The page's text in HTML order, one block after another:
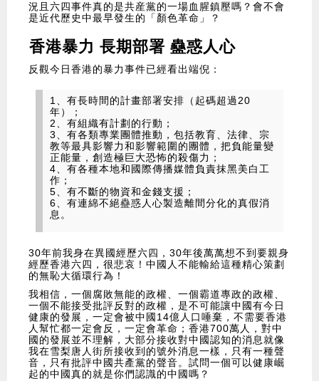
況且六四事件真的是共産黨的一場血腥鎮壓嗎？會不會
是近代歷史中最早發生的「顏色革命」？
香港暴力 長期部署 蠱惑人心
反觀今日香港的暴力事件已經看出端倪：
1、有長時間的計畫部署安排（起碼超過20
年）；
2、有組織有計劃的行動；
3、有各類專業團體推動，包括教育、法律、宗
教等最具影響力和影響範圍的團體，把負能量變
正能量，創造極巨大恐怖的殺傷力；
4、有各種本地和國際傳播媒體負責抹黑美白工
作；
5、有不斷的物資和金錢支援；
6、有連綿不絕蠱惑人心製造離間分化的真假消
息。
30年前我身在異國經歷六四，30年後萬萬想不到要親身
經歷香港六四，很悲哀！中國人不能輸給這種精心策劃
的無恥大循環行為！
我相信，一個腐敗無能的政權、一個霸道專政的政權、
一個不能接受批評反對的政權，是不可能讓中國有今日
健康的發展，一定會被中國14億人口唾棄，不需要香港
人幫忙都一定會反，一定會革命；香港700萬人，對中
國的發展並不理解，大部分接收對中國認知的消息就像
我在雪梨唐人街所接收到的號外消息一樣，只有一種聲
音，只有批評中國共產黨的聲音。試問一個可以健康崛
起的中國真的就是你們認識的中國嗎？